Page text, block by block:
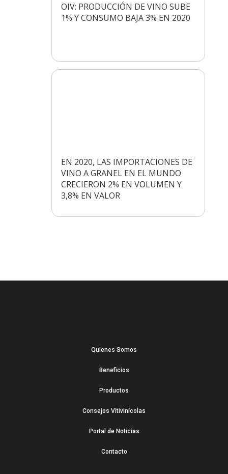
OIV: PRODUCCIÓN DE VINO SUBE
1% Y CONSUMO BAJA 3% EN 2020
EN 2020, LAS IMPORTACIONES DE
VINO A GRANEL EN EL MUNDO
CRECIERON 2% EN VOLUMEN Y
3,8% EN VALOR
Quienes Somos
Beneficios
Productos
Consejos Vitivinícolas
Portal de Noticias
Contacto